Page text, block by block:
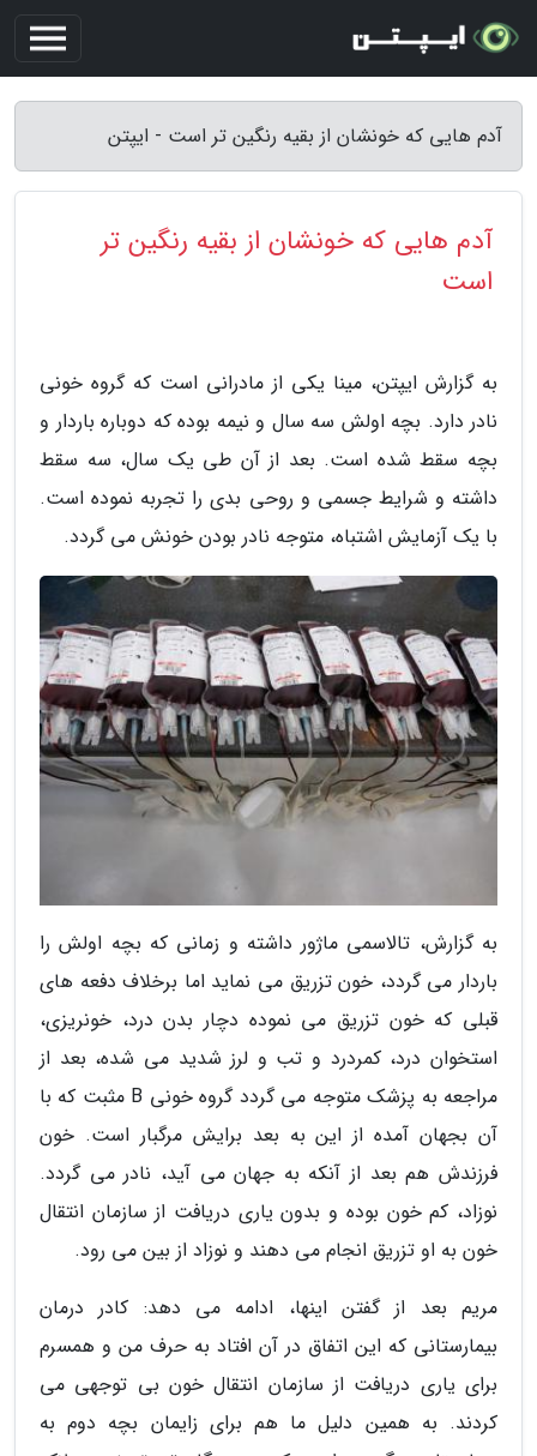
آدم هایی که خونشان از بقیه رنگین تر است - ایپتن
آدم هایی که خونشان از بقیه رنگین تر
است
به گزارش ایپتن، مینا یکی از مادرانی است که گروه خونی
نادر دارد. بچه اولش سه سال و نیمه بوده که دوباره باردار و
بچه سقط شده است. بعد از آن طی یک سال، سه سقط
داشته و شرایط جسمی و روحی بدی را تجربه نموده است.
با یک آزمایش اشتباه، متوجه نادر بودن خونش می گردد.
به گزارش، تالاسمی ماژور داشته و زمانی که بچه اولش را
باردار می گردد، خون تزریق می نماید اما برخلاف دفعه های
قبلی که خون تزریق می نموده دچار بدن درد، خونریزی،
استخوان درد، کمردرد و تب و لرز شدید می شده، بعد از
مراجعه به پزشک متوجه می گردد گروه خونی B مثبت که با
آن بجهان آمده از این به بعد برایش مرگبار است. خون
فرزندش هم بعد از آنکه به جهان می آید، نادر می گردد.
نوزاد، کم خون بوده و بدون یاری دریافت از سازمان انتقال
خون به او تزریق انجام می دهند و نوزاد از بین می رود.
مریم بعد از گفتن اینها، ادامه می دهد: کادر درمان
بیمارستانی که این اتفاق در آن افتاد به حرف من و همسرم
برای یاری دریافت از سازمان انتقال خون بی توجهی می
کردند. به همین دلیل ما هم برای زایمان بچه دوم به